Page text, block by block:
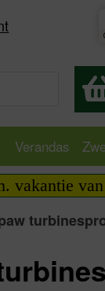
Verandas
van 24-